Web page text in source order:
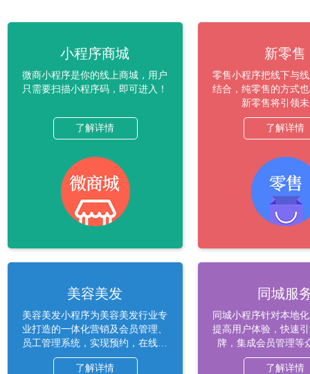
小程序商城
微商小程序是你的线上商城，用户
只需要扫描小程序码，即可进入！
了解详情
新零售
零售小程序把线下与
结合，纯零售的方式
新零售将引领
了解详情
美容美发
美容美发小程序为美容美发行业专
业打造的一体化营销及会员管理、
员工管理系统，实现预约，在线下
单，收款等业务。
了解详情
同城服
同城小程序针对本地
提高用户体验，快速
牌，集成会员管理等
了解详情